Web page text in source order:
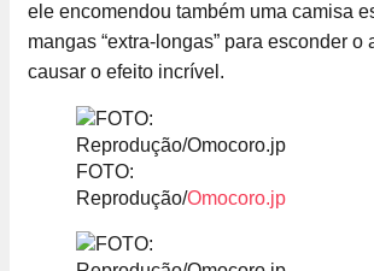
ele encomendou também uma camisa
mangas “extra-longas” para esconder o
causar o efeito incrível.
FOTO:
Reprodução/Omocoro.jp